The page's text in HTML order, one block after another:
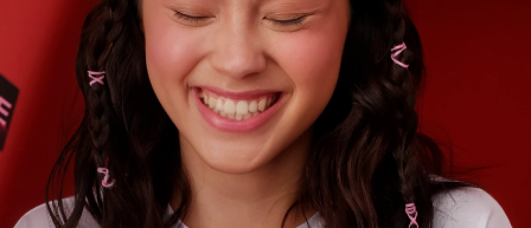
Мои приборы
Мои заказы
Мои адреса
Мои подписки
FAQ™ Pure Beauty-Tech Elixir
issa™ Teeth Whitening Set
English Deutsch
Español
Français
Italiano
Português
Polski
Svenska
Русский
Türkçe
简体中文 繁體中文